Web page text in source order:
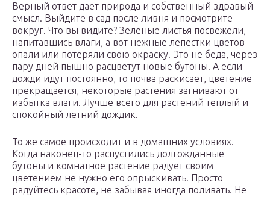
Верный ответ дает природа и собственный здравый
смысл. Выйдите в сад после ливня и посмотрите
вокруг. Что вы видите? Зеленые листья посвежели,
напитавшись влаги, а вот нежные лепестки цветов
опали или потеряли свою окраску. Это не беда, через
пару дней пышно расцветут новые бутоны. А если
дожди идут постоянно, то почва раскисает, цветение
прекращается, некоторые растения загнивают от
избытка влаги. Лучше всего для растений теплый и
спокойный летний дождик.
То же самое происходит и в домашних условиях.
Когда наконец-то распустились долгожданные
бутоны и комнатное растение радует своим
цветением не нужно его опрыскивать. Просто
радуйтесь красоте, не забывая иногда поливать. Не